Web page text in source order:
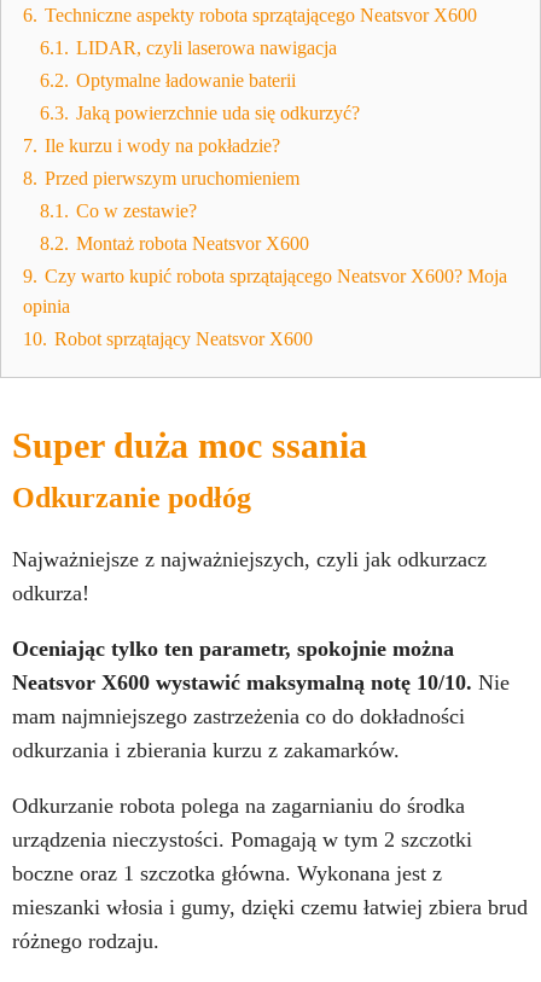
6. Techniczne aspekty robota sprzątającego Neatsvor X600
6.1. LIDAR, czyli laserowa nawigacja
6.2. Optymalne ładowanie baterii
6.3. Jaką powierzchnie uda się odkurzyć?
7. Ile kurzu i wody na pokładzie?
8. Przed pierwszym uruchomieniem
8.1. Co w zestawie?
8.2. Montaż robota Neatsvor X600
9. Czy warto kupić robota sprzątającego Neatsvor X600? Moja
opinia
10. Robot sprzątający Neatsvor X600
Super duża moc ssania
Odkurzanie podłóg
Najważniejsze z najważniejszych, czyli jak odkurzacz
odkurza!
Oceniając tylko ten parametr, spokojnie można
Neatsvor X600 wystawić maksymalną notę 10/10. Nie
mam najmniejszego zastrzeżenia co do dokładności
odkurzania i zbierania kurzu z zakamarków.
Odkurzanie robota polega na zagarnianiu do środka
urządzenia nieczystości. Pomagają w tym 2 szczotki
boczne oraz 1 szczotka główna. Wykonana jest z
mieszanki włosia i gumy, dzięki czemu łatwiej zbiera brud
różnego rodzaju.